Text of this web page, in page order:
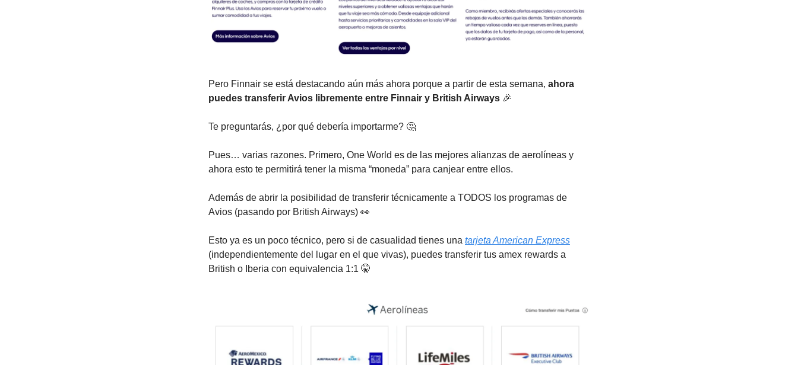
Pero Finnair se está destacando aún más ahora porque a partir de esta semana, ahora
puedes transferir Avios libremente entre Finnair y British Airways 🎉
Te preguntarás, ¿por qué debería importarme? 🤔
Pues… varias razones. Primero, One World es de las mejores alianzas de aerolíneas y
ahora esto te permitirá tener la misma “moneda” para canjear entre ellos.
Además de abrir la posibilidad de transferir técnicamente a TODOS los programas de
Avios (pasando por British Airways) 👀
Esto ya es un poco técnico, pero si de casualidad tienes una tarjeta American Express
(independientemente del lugar en el que vivas), puedes transferir tus amex rewards a
British o Iberia con equivalencia 1:1 🤫